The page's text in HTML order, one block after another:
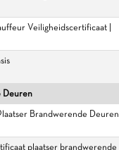
Veiligheidscertificaat |
Deuren
Brandwerende Deuren
plaatser brandwerende